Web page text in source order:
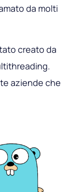
da molti
creato da
aziende che